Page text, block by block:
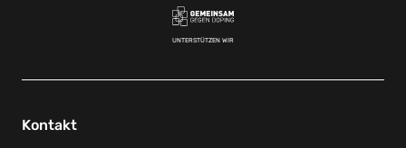
UNTERSTÜTZEN WIR
Kontakt